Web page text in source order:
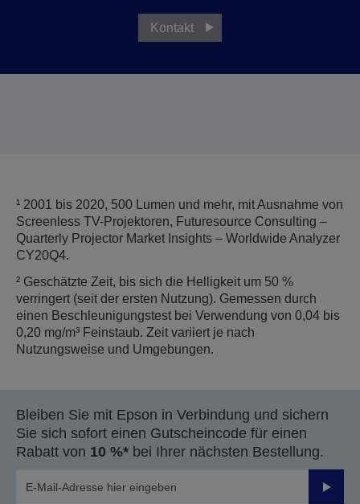
Kontakt
¹ 2001 bis 2020, 500 Lumen und mehr, mit Ausnahme von
Screenless TV-Projektoren, Futuresource Consulting –
Quarterly Projector Market Insights – Worldwide Analyzer
CY20Q4.
² Geschätzte Zeit, bis sich die Helligkeit um 50 %
verringert (seit der ersten Nutzung). Gemessen durch
einen Beschleunigungstest bei Verwendung von 0,04 bis
0,20 mg/m³ Feinstaub. Zeit variiert je nach
Nutzungsweise und Umgebungen.
Bleiben Sie mit Epson in Verbindung und sichern
Sie sich sofort einen Gutscheincode für einen
Rabatt von 10 %* bei Ihrer nächsten Bestellung.